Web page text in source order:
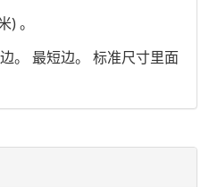
。
。 最短边。 标准尺寸里面